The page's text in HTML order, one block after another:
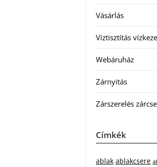
Vásárlás
Víztisztítás
Webáruház
Zárnyitás
Zárszerelés
Címkék
ablak ablakcsere